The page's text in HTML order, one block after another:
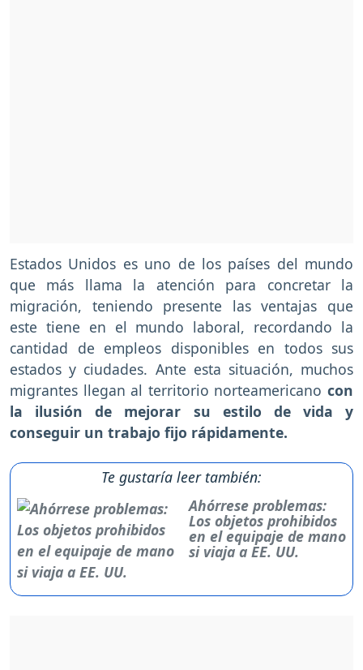
Estados Unidos es uno de los países del mundo
que más llama la atención para concretar la
migración, teniendo presente las ventajas que
este tiene en el mundo laboral, recordando la
cantidad de empleos disponibles en todos sus
estados y ciudades. Ante esta situación, muchos
migrantes llegan al territorio norteamericano con
la ilusión de mejorar su estilo de vida y
conseguir un trabajo fijo rápidamente.
Te gustaría leer también:
Ahórrese problemas:
Los objetos prohibidos
en el equipaje de mano
si viaja a EE. UU.